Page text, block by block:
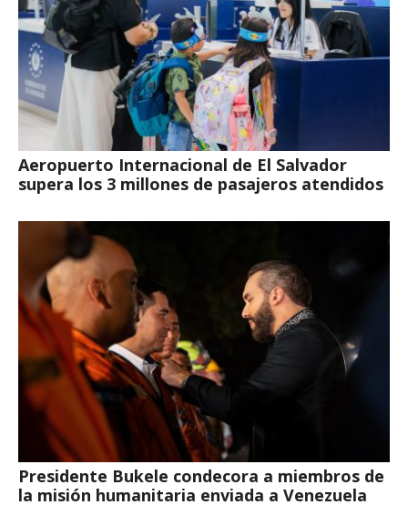
Aeropuerto Internacional de El Salvador
supera los 3 millones de pasajeros atendidos
Presidente Bukele condecora a miembros de
la misión humanitaria enviada a Venezuela